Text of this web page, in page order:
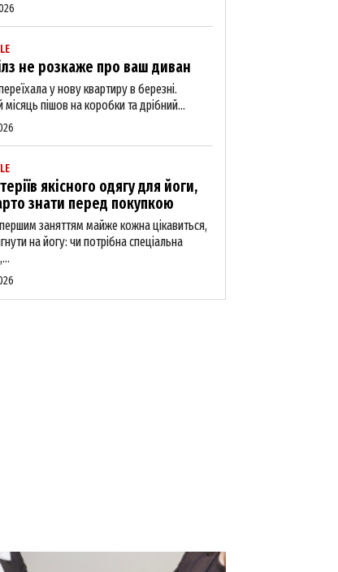
не розкаже про ваш диван
у нову квартиру в березні.
місяць пішов на коробки та дрібний...
якісного одягу для йоги,
знати перед покупкою
заняттям майже кожна цікавиться,
на йогу: чи потрібна спеціальна